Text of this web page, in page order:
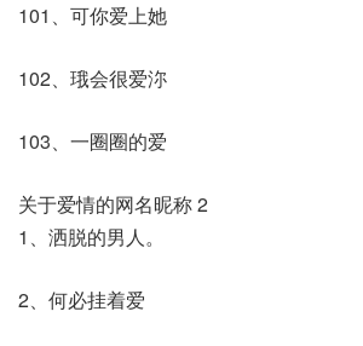
101、可你爱上她
102、珴会很爱沵
103、一圈圈的爱
关于爱情的网名昵称 2
1、洒脱的男人。
2、何必挂着爱